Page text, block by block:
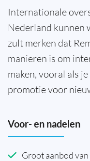
Internationale
Nederland kunnen
zult merken dat
manieren is om
maken, vooral als
promotie voor
Voor- en nadelen
Groot aanbod